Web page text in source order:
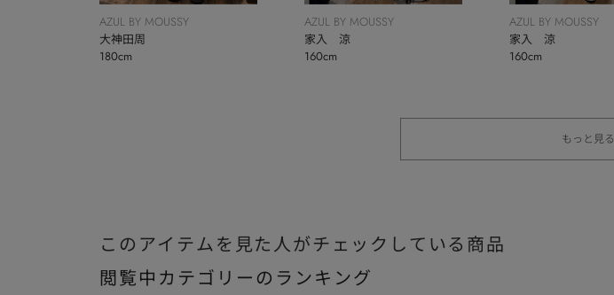
AZUL BY MOUSSY
大神田周
180cm
AZUL BY MOUSSY
家入 涼
160cm
AZUL BY MOUSSY
家入 涼
160cm
もっと見る
このアイテムを見た人がチェックしている商品
閲覧中カテゴリーのランキング